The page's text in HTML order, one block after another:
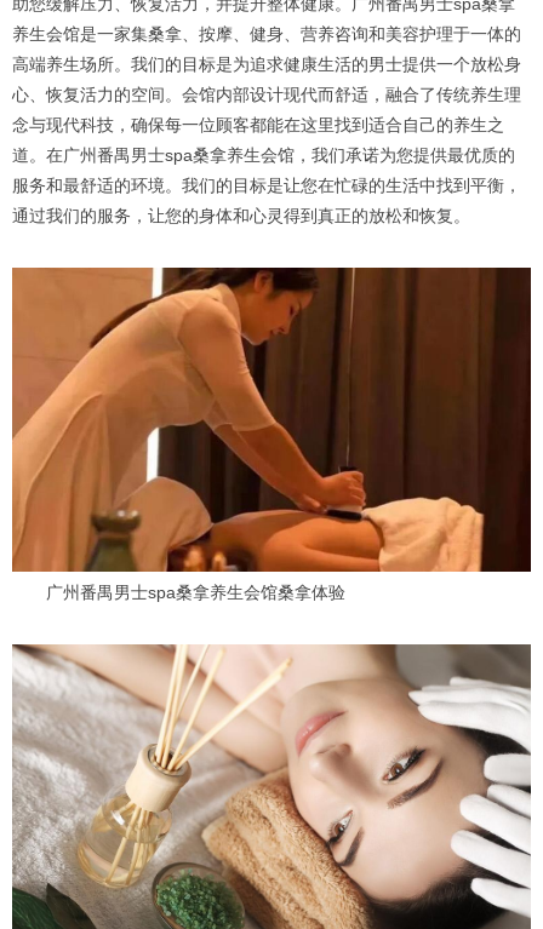
养生会馆是一家集桑拿、按摩、健身、营养咨询和美容护理于一体的
高端养生场所。我们的目标是为追求健康生活的男士提供一个放松身
心、恢复活力的空间。会馆内部设计现代而舒适，融合了传统养生理
念与现代科技，确保每一位顾客都能在这里找到适合自己的养生之
道。在广州番禺男士spa桑拿养生会馆，我们承诺为您提供最优质的
服务和最舒适的环境。我们的目标是让您在忙碌的生活中找到平衡，
通过我们的服务，让您的身体和心灵得到真正的放松和恢复。
广州番禺男士spa桑拿养生会馆桑拿体验